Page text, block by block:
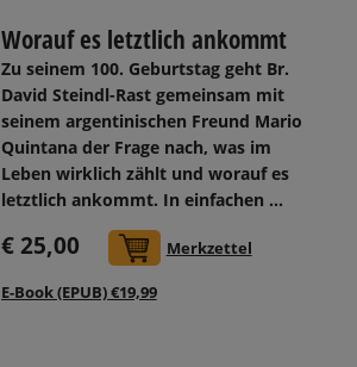
Worauf es letztlich ankommt
Zu seinem 100. Geburtstag geht Br.
David Steindl-Rast gemeinsam mit
seinem argentinischen Freund Mario
Quintana der Frage nach, was im
Leben wirklich zählt und worauf es
letztlich ankommt. In einfachen ...
€ 25,00 In den Warenkorb
Merkzettel
E-Book (EPUB) €19,99